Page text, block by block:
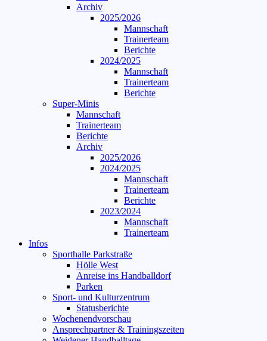
Archiv
2025/2026
Mannschaft
Trainerteam
Berichte
2024/2025
Mannschaft
Trainerteam
Berichte
Super-Minis
Mannschaft
Trainerteam
Berichte
Archiv
2025/2026
2024/2025
Mannschaft
Trainerteam
Berichte
2023/2024
Mannschaft
Trainerteam
Infos
Sporthalle Parkstraße
Hölle West
Anreise ins Handballdorf
Parken
Sport- und Kulturzentrum
Statusberichte
Wochenendvorschau
Ansprechpartner & Trainingszeiten